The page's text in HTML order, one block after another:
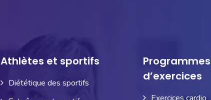
Athlètes et sportifs
Diététique des sportifs
Programmes
d’exercices